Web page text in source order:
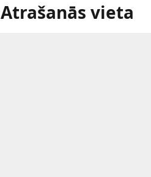
Atrašanās vieta